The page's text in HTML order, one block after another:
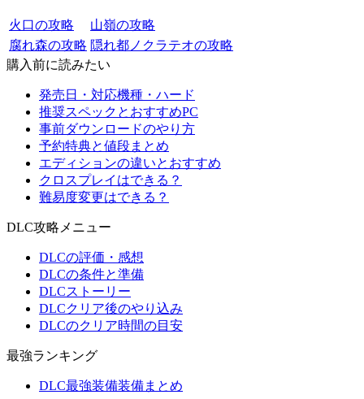
火口の攻略
山嶺の攻略
腐れ森の攻略 隠れ都ノクラテオの攻略
購入前に読みたい
発売日・対応機種・ハード
推奨スペックとおすすめPC
事前ダウンロードのやり方
予約特典と値段まとめ
エディションの違いとおすすめ
クロスプレイはできる？
難易度変更はできる？
DLC攻略メニュー
DLCの評価・感想
DLCの条件と準備
DLCストーリー
DLCクリア後のやり込み
DLCのクリア時間の目安
最強ランキング
DLC最強装備装備まとめ